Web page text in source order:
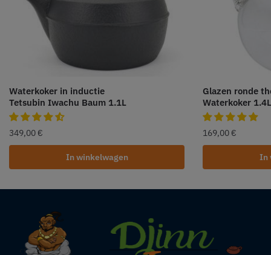
Waterkoker in inductie
Tetsubin Iwachu Baum 1.1L
349,00 €
In winkelwagen
Glazen ronde
Waterkoker 1.4L
169,00 €
In